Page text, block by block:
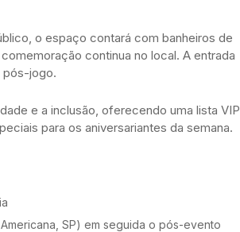
o espaço contará com banheiros de
continua no local. A entrada
pós-jogo.
e a inclusão, oferecendo uma lista VIP
para os aniversariantes da semana.
SP) em seguida o pós-evento